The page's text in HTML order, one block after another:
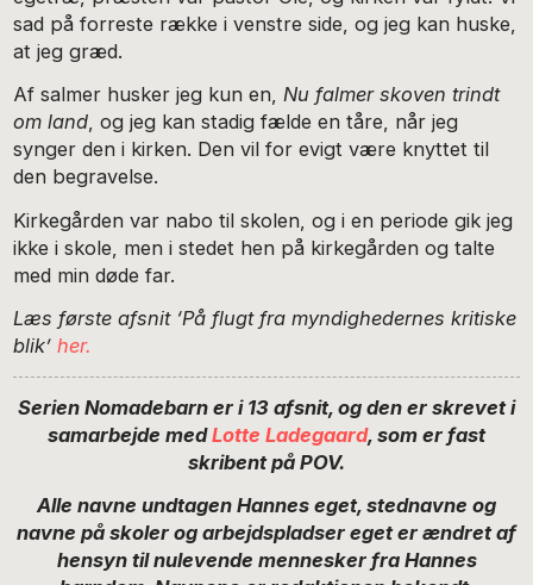
sad på forreste række i venstre side, og jeg kan huske,
at jeg græd.
Af salmer husker jeg kun en,Nu falmer skoven trindt
om land, og jeg kan stadig fælde en tåre, når jeg
synger den i kirken. Den vil for evigt være knyttet til
den begravelse.
Kirkegården var nabo til skolen, og i en periode gik jeg
ikke i skole, men i stedet hen på kirkegården og talte
med min døde far.
Læs første afsnit ‘På flugt fra myndighedernes kritiske
blik’her.
Serien Nomadebarn er i 13 afsnit, og den er skrevet i
samarbejde medLotte Ladegaard, som er fast
skribent på POV.
Alle navne undtagen Hannes eget, stednavne og
navne på skoler og arbejdspladser eget er ændret af
hensyn til nulevende mennesker fra Hannes